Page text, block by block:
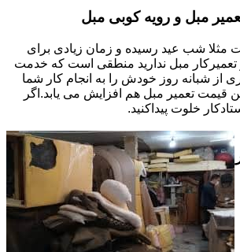
مبل و رویه کوبی مبل
مثلا شب عید رسیده و زمان زیادی برای
تعمیرکار مبل ندارید منطقی است که خدمت
از شبانه روز خودش را به انجام کار شما
قیمت تعمیر مبل هم افزایش می یابد.اگر
خلوت پیداکنید.